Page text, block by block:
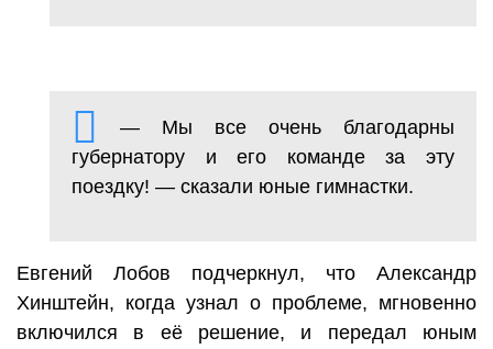
— Мы все очень благодарны
губернатору и его команде за эту
поездку! — сказали юные гимнастки.
Евгений Лобов подчеркнул, что Александр
Хинштейн, когда узнал о проблеме, мгновенно
включился в еë решение, и передал юным